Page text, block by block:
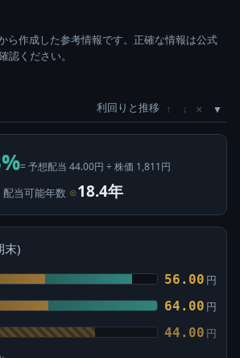
ら作成した参考情報です。正確な情報は公式
認ください。
利回りと推移 ↑ ↓ ×
= 予想配当 44.00円 ÷ 株価 1,811円
配当可能年数 ⊙18.4年
末)
56.00 円
64.00 円
44.00 円